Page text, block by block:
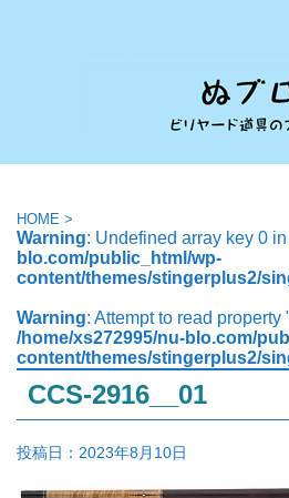
HOME >
Warning: Undefined array key 0 in
blo.com/public_html/wp-
content/themes/stingerplus2/
Warning: Attempt to read
/home/xs272995/nu-blo.com/
content/themes/stingerplus2/
CCS-2916__01
投稿日： 2023年8月10日